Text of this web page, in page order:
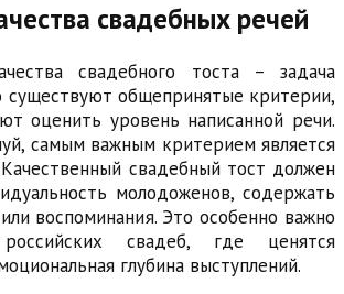
свадебных речей
свадебного тоста – задача
существуют общепринятые критерии,
оценить уровень написанной речи.
самым важным критерием является
Качественный свадебный тост должен
молодоженов, содержать
воспоминания. Это особенно важно
свадеб, где ценятся
глубина выступлений.